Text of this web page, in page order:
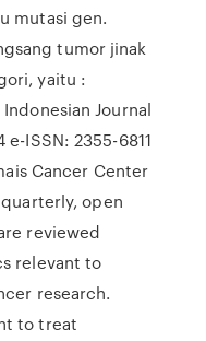
mutasi gen.
tumor jinak
yaitu :
Journal
ISSN: 2355-6811
Cancer Center
open
reviewed
relevant to
research.
to treat